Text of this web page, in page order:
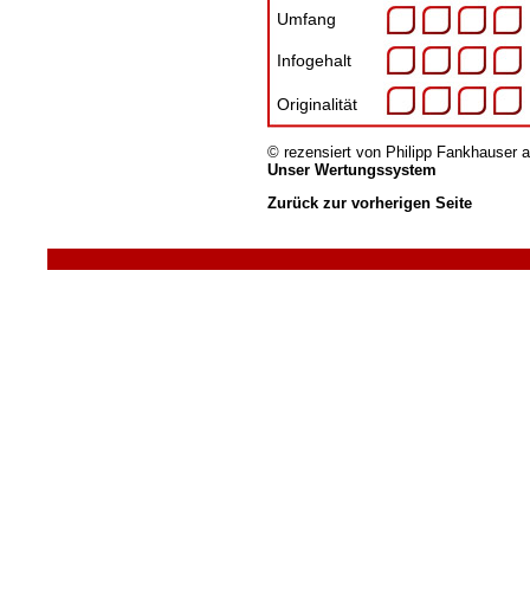
Umfang
Infogehalt
Originalität
© rezensiert von Philipp Fankhauser
Unser Wertungssystem
Zurück zur vorherigen Seite